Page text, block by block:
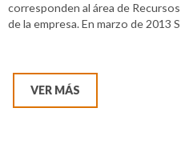
corresponden al área de
de la empresa. En marzo de 2013
VER MÁS